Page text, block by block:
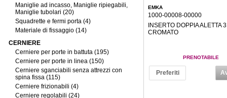
Maniglie ad incasso, Maniglie ripiegabili,
Maniglie tubolari (20)
Squadrette e fermi porta (4)
Materiale di fissaggio (14)
CERNIERE
Cerniere per porte in battuta (195)
Cerniere per porte in linea (150)
Cerniere sganciabili senza attrezzi con
spina fissa (115)
Cerniere frizionabili (4)
Cerniere regolabili (24)
EMKA
1000-00008-00000
INSERTO DOPPIA ALETTA
CROMATO
PRENOTABILE
Preferiti